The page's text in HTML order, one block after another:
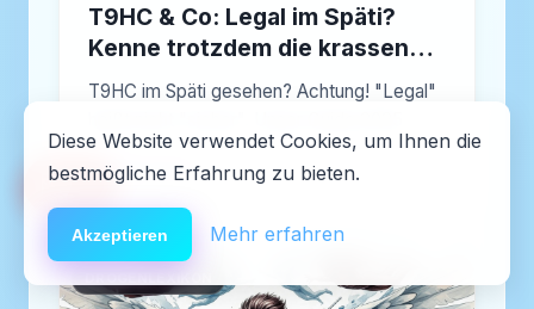
T9HC & Co: Legal im Späti?
Kenne trotzdem die krassen
Gefahren!
T9HC im Späti gesehen? Achtung! "Legal"
Artikel lesen →
🆘Hilfe
Diese Website verwendet Cookies, um Ihnen die
bestmögliche Erfahrung zu bieten.
Akzeptieren Mehr erfahren